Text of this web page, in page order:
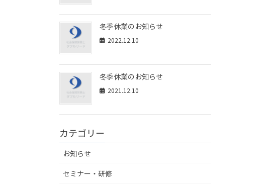
冬季休業のお知らせ
2022.12.10
冬季休業のお知らせ
2021.12.10
カテゴリー
お知らせ
セミナー・研修